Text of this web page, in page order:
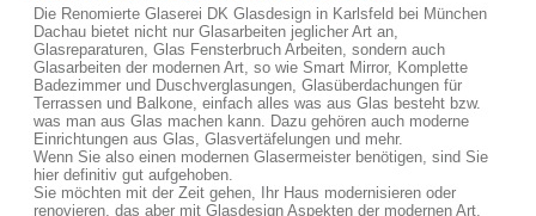
Die Renomierte Glaserei DK Glasdesign in Karlsfeld bei München
Dachau bietet nicht nur Glasarbeiten jeglicher Art an,
Glasreparaturen, Glas Fensterbruch Arbeiten, sondern auch
Glasarbeiten der modernen Art, so wie Smart Mirror, Komplette
Badezimmer und Duschverglasungen, Glasüberdachungen für
Terrassen und Balkone, einfach alles was aus Glas besteht bzw.
was man aus Glas machen kann. Dazu gehören auch moderne
Einrichtungen aus Glas, Glasvertäfelungen und mehr.
Wenn Sie also einen modernen Glasermeister benötigen, sind Sie
hier definitiv gut aufgehoben.
Sie möchten mit der Zeit gehen, Ihr Haus modernisieren oder
renovieren, das aber mit Glasdesign Aspekten der modernen Art,